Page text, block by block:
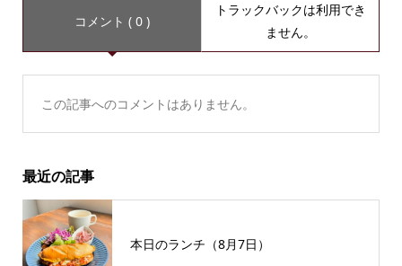
コメント ( 0 )
トラックバックは利用でき
ません。
この記事へのコメントはありません。
最近の記事
本日のランチ（8月7日）